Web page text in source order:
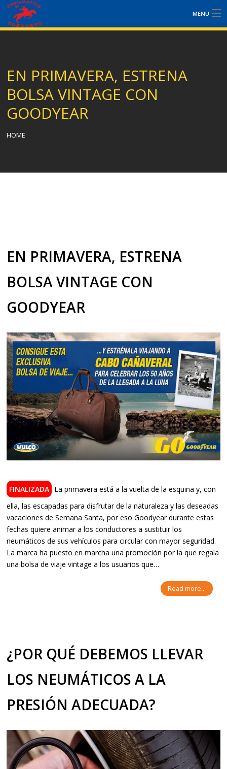
MENU
PLANES DE MANTENIMIENTO
PROMOCIONES
NOTÍCIAS
EN PRIMAVERA, ESTRENA
BOLSA VINTAGE CON
GOODYEAR
HOME
EN PRIMAVERA, ESTRENA
BOLSA VINTAGE CON
GOODYEAR
La primavera está a la vuelta de la esquina y, con
ella, las escapadas para disfrutar de la naturaleza y las deseadas
vacaciones de Semana Santa, por eso Goodyear durante estas
fechas quiere animar a los conductores a sustituir los
neumáticos de sus vehículos para circular con mayor seguridad.
La marca ha puesto en marcha una promoción por la que regala
una bolsa de viaje vintage a los usuarios que…
Read more...
¿POR QUÉ DEBEMOS LLEVAR
LOS NEUMÁTICOS A LA
PRESIÓN ADECUADA?